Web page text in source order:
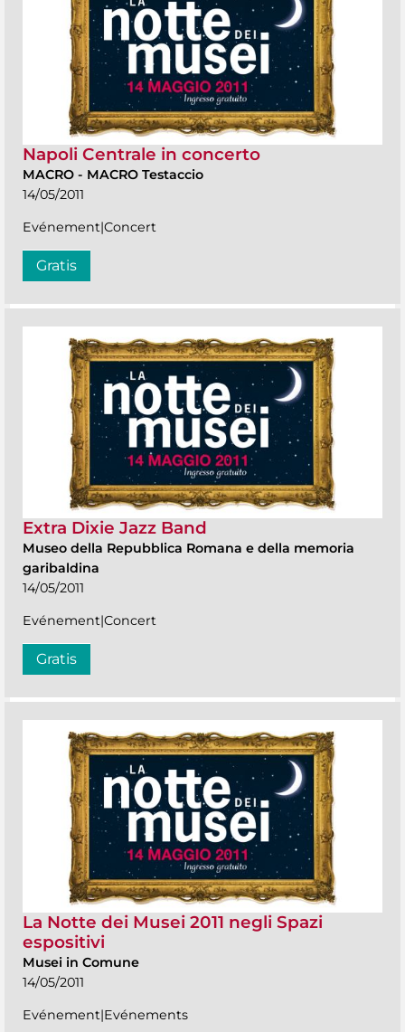
Napoli Centrale in concerto
MACRO - MACRO Testaccio
14/05/2011
Evénement|Concert
Gratis
Extra Dixie Jazz Band
Museo della Repubblica Romana e della memoria
garibaldina
14/05/2011
Evénement|Concert
Gratis
La Notte dei Musei 2011 negli Spazi
espositivi
Musei in Comune
14/05/2011
Evénement|Evénements